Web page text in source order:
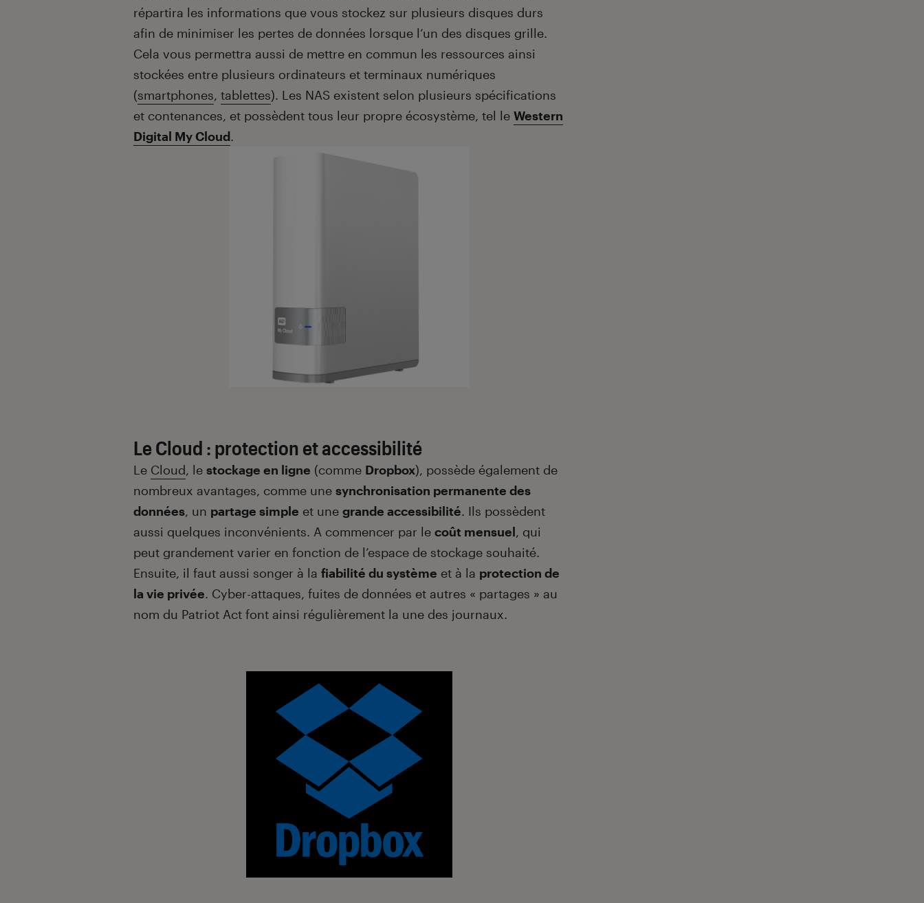
répartira les informations que vous stockez sur plusieurs disques durs
afin de minimiser les pertes de données lorsque l’un des disques grille.
Cela vous permettra aussi de mettre en commun les ressources ainsi
stockées entre plusieurs ordinateurs et terminaux numériques
(smartphones, tablettes). Les NAS existent selon plusieurs spécifications
et contenances, et possèdent tous leur propre écosystème, tel le Western
Digital My Cloud.
Le Cloud : protection et accessibilité
Le Cloud, le stockage en ligne (comme Dropbox), possède également de
nombreux avantages, comme une synchronisation permanente des
données, un partage simple et une grande accessibilité. Ils possèdent
aussi quelques inconvénients. A commencer par le coût mensuel, qui
peut grandement varier en fonction de l’espace de stockage souhaité.
Ensuite, il faut aussi songer à la fiabilité du système et à la protection de
la vie privée. Cyber-attaques, fuites de données et autres « partages » au
nom du Patriot Act font ainsi régulièrement la une des journaux.